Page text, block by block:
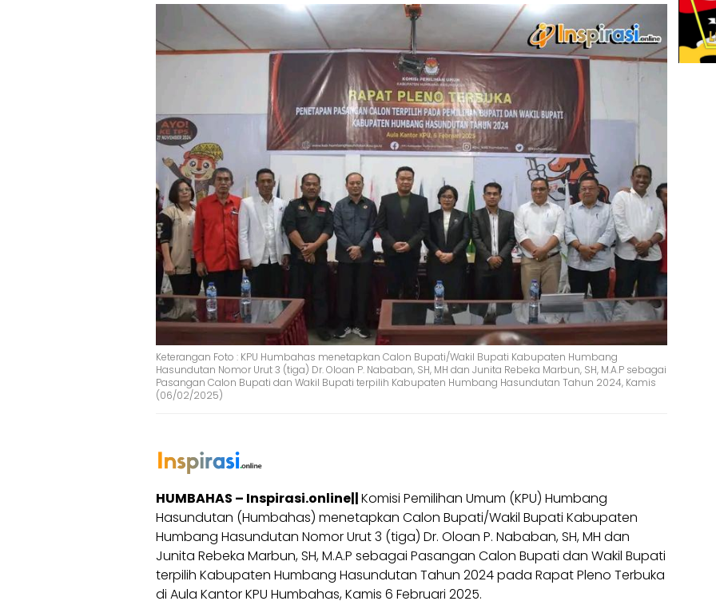
Keterangan Foto : KPU Humbahas menetapkan Calon Bupati/Wakil Bupati Kabupaten Humbang
Hasundutan Nomor Urut 3 (tiga) Dr. Oloan P. Nababan, SH, MH dan Junita Rebeka Marbun, SH, M.A.P sebagai
Pasangan Calon Bupati dan Wakil Bupati terpilih Kabupaten Humbang Hasundutan Tahun 2024, Kamis
(06/02/2025)
HUMBAHAS – Inspirasi.online||Komisi Pemilihan Umum (KPU) Humbang
Hasundutan (Humbahas) menetapkan Calon Bupati/Wakil Bupati Kabupaten
Humbang Hasundutan Nomor Urut 3 (tiga) Dr. Oloan P. Nababan, SH, MH dan
Junita Rebeka Marbun, SH, M.A.P sebagai Pasangan Calon Bupati dan Wakil Bupati
terpilih Kabupaten Humbang Hasundutan Tahun 2024 pada Rapat Pleno Terbuka
di Aula Kantor KPU Humbahas, Kamis 6 Februari 2025.